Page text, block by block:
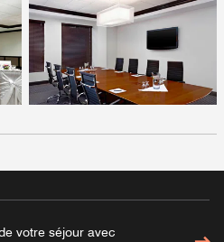
votre séjour avec